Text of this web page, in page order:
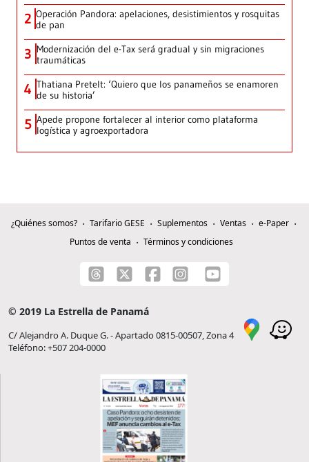
2 Operación Pandora: apelaciones, desistimientos y rosquitas
de pan
3 Modernización del e-Tax será gradual y sin migraciones
traumáticas
4 Thatiana Pretelt: ‘Quiero que los panameños se enamoren
de su historia’
5 Apede propone fortalecer al interior como plataforma
logística y agroexportadora
¿Quiénes somos? Tarifario GESE Suplementos Ventas
e-Paper
Puntos de venta
Términos y condiciones
© 2019 La Estrella de Panamá
C/ Alejandro A. Duque G. - Apartado 0815-00507, Zona 4
Teléfono: +507 204-0000